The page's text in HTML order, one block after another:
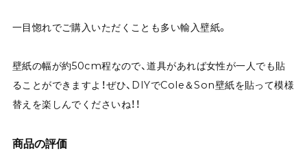
一目惚れでご購入いただくことも多い輸入壁紙。
壁紙の幅が約50cm程なので、道具があれば女性が一人でも貼
ることができますよ！ぜひ、DIYでCole＆Son壁紙を貼って模様
替えを楽しんでくださいね！！
商品の評価